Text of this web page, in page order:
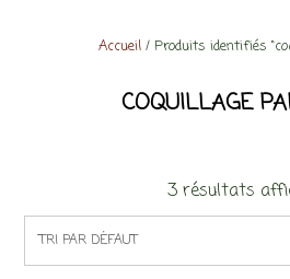
Accueil/ Produits identifiés
COQUILLAGE
3 résultats